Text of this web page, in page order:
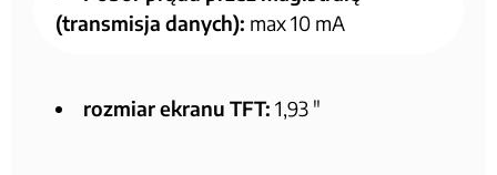
(transmisja danych): max 10 mA
rozmiar ekranu TFT: 1,93 ″